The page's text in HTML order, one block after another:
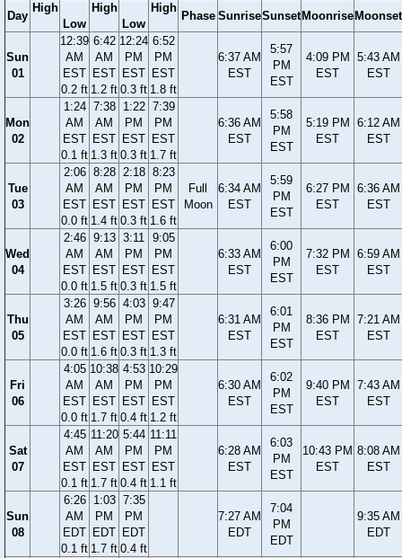
Day
High
Low
High
Low
High
Phase SunriseSunset Moonrise Moonset
Sun
01
12:39
AM
EST
0.2 ft
6:42
AM
EST
1.2 ft
12:24
PM
EST
0.3 ft
6:52
PM
EST
1.8 ft
6:37 AM
EST
5:57
PM
EST
4:09 PM
EST
5:43 AM
EST
Mon
02
1:24
AM
EST
0.1 ft
7:38
AM
EST
1.3 ft
1:22
PM
EST
0.3 ft
7:39
PM
EST
1.7 ft
6:36 AM
EST
5:58
PM
EST
5:19 PM
EST
6:12 AM
EST
Tue
03
2:06
AM
EST
0.0 ft
8:28
AM
EST
1.4 ft
2:18
PM
EST
0.3 ft
8:23
PM
EST
1.6 ft
Full
Moon
6:34 AM
EST
5:59
PM
EST
6:27 PM
EST
6:36 AM
EST
Wed
04
2:46
AM
EST
0.0 ft
9:13
AM
EST
1.5 ft
3:11
PM
EST
0.3 ft
9:05
PM
EST
1.5 ft
6:33 AM
EST
6:00
PM
EST
7:32 PM
EST
6:59 AM
EST
Thu
05
3:26
AM
EST
0.0 ft
9:56
AM
EST
1.6 ft
4:03
PM
EST
0.3 ft
9:47
PM
EST
1.3 ft
6:31 AM
EST
6:01
PM
EST
8:36 PM
EST
7:21 AM
EST
Fri
06
4:05
AM
EST
0.0 ft
10:38
AM
EST
1.7 ft
4:53
PM
EST
0.4 ft
10:29
PM
EST
1.2 ft
6:30 AM
EST
6:02
PM
EST
9:40 PM
EST
7:43 AM
EST
Sat
07
4:45
AM
EST
0.1 ft
11:20
AM
EST
1.7 ft
5:44
PM
EST
0.4 ft
11:11
PM
EST
1.1 ft
6:28 AM
EST
6:03
PM
EST
10:43 PM
EST
8:08 AM
EST
Sun
08
6:26
AM
EDT
0.1 ft
1:03
PM
EDT
1.7 ft
7:35
PM
EDT
0.4 ft
7:27 AM
EDT
7:04
PM
EDT
9:35 AM
EDT